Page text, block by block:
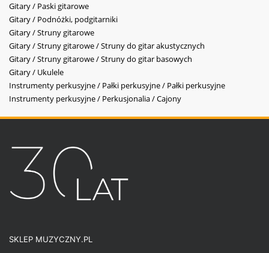
Gitary / Paski gitarowe
Gitary / Podnóżki, podgitarniki
Gitary / Struny gitarowe
Gitary / Struny gitarowe / Struny do gitar akustycznych
Gitary / Struny gitarowe / Struny do gitar basowych
Gitary / Ukulele
Instrumenty perkusyjne / Pałki perkusyjne / Pałki perkusyjne
Instrumenty perkusyjne / Perkusjonalia / Cajony
SKLEP MUZYCZNY.PL